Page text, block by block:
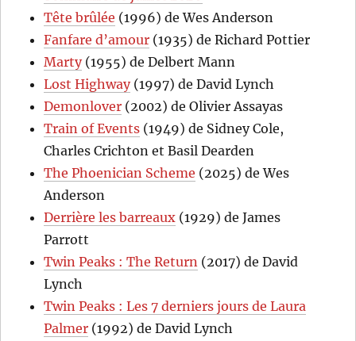
Tête brûlée (1996) de Wes Anderson
Fanfare d’amour (1935) de Richard Pottier
Marty(1955) de Delbert Mann
Lost Highway(1997) de David Lynch
Demonlover (2002) de Olivier Assayas
Train of Events (1949) de Sidney Cole,
Charles Crichton et Basil Dearden
The Phoenician Scheme (2025) de Wes
Anderson
Derrière les barreaux (1929) de James
Parrott
Twin Peaks : The Return (2017) de David
Lynch
Twin Peaks : Les 7 derniers jours de Laura
Palmer (1992) de David Lynch